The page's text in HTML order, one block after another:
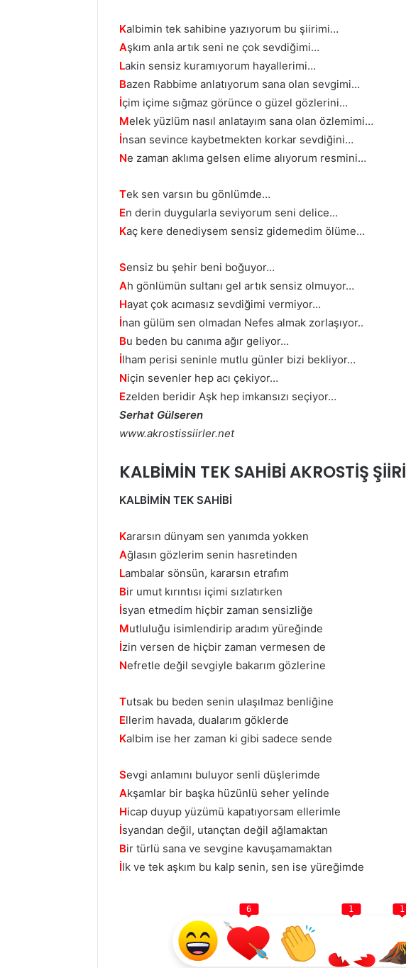
Kalbimin tek sahibine yazıyorum bu şiirimi…
Aşkım anla artık seni ne çok sevdiğimi…
Lakin sensiz kuramıyorum hayallerimi…
Bazen Rabbime anlatıyorum sana olan sevgimi…
İçim içime sığmaz görünce o güzel gözlerini…
Melek yüzlüm nasıl anlatayım sana olan özlemimi…
İnsan sevince kaybetmekten korkar sevdiğini…
Ne zaman aklıma gelsen elime alıyorum resmini…
Tek sen varsın bu gönlümde…
En derin duygularla seviyorum seni delice…
Kaç kere denediysem sensiz gidemedim ölüme…
Sensiz bu şehir beni boğuyor…
Ah gönlümün sultanı gel artık sensiz olmuyor…
Hayat çok acımasız sevdiğimi vermiyor…
İnan gülüm sen olmadan Nefes almak zorlaşıyor..
Bu beden bu canıma ağır geliyor…
İlham perisi seninle mutlu günler bizi bekliyor…
Niçin sevenler hep acı çekiyor…
Ezelden beridir Aşk hep imkansızı seçiyor…
Serhat Gülseren
www.akrostissiirler.net
KALBİMİN TEK SAHİBİ AKROSTİŞ ŞİİRİ
KALBİMİN TEK SAHİBİ
Kararsın dünyam sen yanımda yokken
Ağlasın gözlerim senin hasretinden
Lambalar sönsün, kararsın etrafım
Bir umut kırıntısı içimi sızlatırken
İsyan etmedim hiçbir zaman sensizliğe
Mutluluğu isimlendirip aradım yüreğinde
İzin versen de hiçbir zaman vermesen de
Nefretle değil sevgiyle bakarım gözlerine
Tutsak bu beden senin ulaşılmaz benliğine
Ellerim havada, dualarım göklerde
Kalbim ise her zaman ki gibi sadece sende
Sevgi anlamını buluyor senli düşlerimde
Akşamlar bir başka hüzünlü seher yelinde
Hicap duyup yüzümü kapatıyorsam ellerimle
İsyandan değil, utançtan değil ağlamaktan
Bir türlü sana ve sevgine kavuşamamaktan
İlk ve tek aşkım bu kalp senin, sen ise yüreğimde
6 1 1